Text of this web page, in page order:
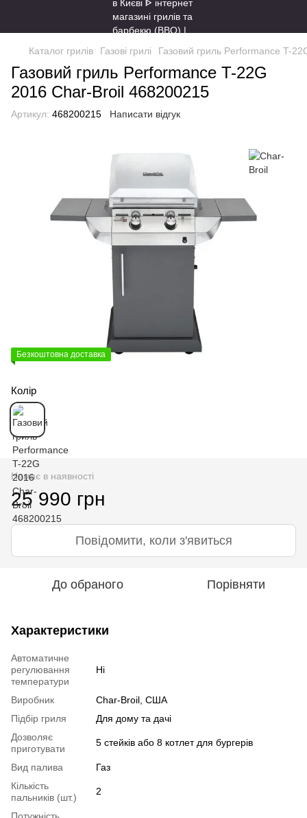
Каталог грилів Газові грилі Газовий гриль Performance T-
Газовий гриль Performance T-22G
2016 Char-Broil 468200215
Артикул: 468200215 Написати відгук
Безкоштовна доставка
Колір
Немає в наявності
25 990 грн
Повідомити, коли з'явиться
До обраного Порівняти
Характеристики
Автоматичне
регулювання
температури
Ні
Виробник
Char-Broil, США
Підбір гриля
Для дому та дачі
Дозволяє
приготувати
5 стейків або 8 котлет для бургерів
Вид палива
Газ
Кількість
пальників (шт.)
2
Потужність